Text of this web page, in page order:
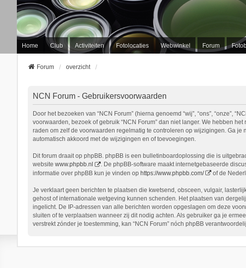
Home Club Activiteiten Fotolocaties Webwinkel Forum
Forum overzicht
NCN Forum - Gebruikersvoorwaarden
Door het bezoeken van “NCN Forum” (hierna genoemd “wij”, “ons”, “onze”,
voorwaarden, bezoek of gebruik “NCN Forum” dan niet langer. We hebben
raden om zelf de voorwaarden regelmatig te controleren op wijzigingen. Ga je
automatisch akkoord met de wijzigingen en of toevoegingen.
Dit forum draait op phpBB. phpBB is een bulletinboardoplossing die is
website www.phpbb.nl
. De phpBB-software maakt internetgebaseerde
informatie over phpBB kun je vinden op https://www.phpbb.com/ of de
Je verklaart geen berichten te plaatsen die kwetsend, obsceen, vulgair,
gehost of internationale wetgeving kunnen schenden. Het plaatsen van
ingelicht. De IP-adressen van alle berichten worden opgeslagen om deze
sluiten of te verplaatsen wanneer zij dit nodig achten. Als gebruiker ga je
verstrekt zónder je toestemming, kan “NCN Forum” nóch phpBB